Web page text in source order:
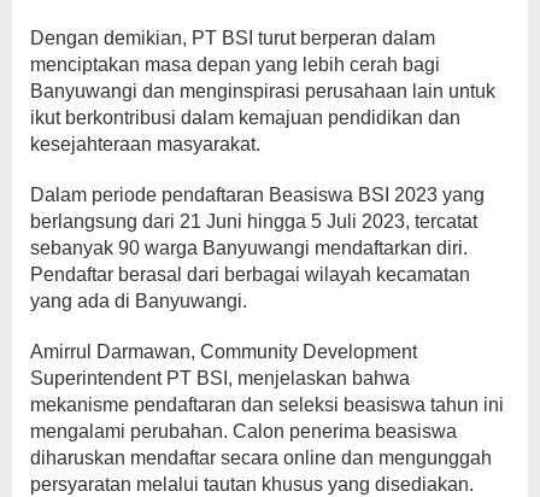
Dengan demikian, PT BSI turut berperan dalam
menciptakan masa depan yang lebih cerah bagi
Banyuwangi dan menginspirasi perusahaan lain untuk
ikut berkontribusi dalam kemajuan pendidikan dan
kesejahteraan masyarakat.
Dalam periode pendaftaran Beasiswa BSI 2023 yang
berlangsung dari 21 Juni hingga 5 Juli 2023, tercatat
sebanyak 90 warga Banyuwangi mendaftarkan diri.
Pendaftar berasal dari berbagai wilayah kecamatan
yang ada di Banyuwangi.
Amirrul Darmawan, Community Development
Superintendent PT BSI, menjelaskan bahwa
mekanisme pendaftaran dan seleksi beasiswa tahun ini
mengalami perubahan. Calon penerima beasiswa
diharuskan mendaftar secara online dan mengunggah
persyaratan melalui tautan khusus yang disediakan.